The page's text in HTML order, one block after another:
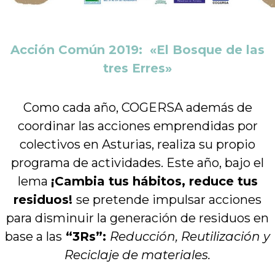
Acción Común 2019: «El Bosque de las
tres Erres»
Como cada año, COGERSA además de
coordinar las acciones emprendidas por
colectivos en Asturias, realiza su propio
programa de actividades. Este año, bajo el
lema ¡Cambia tus hábitos, reduce tus
residuos! se pretende impulsar acciones
para disminuir la generación de residuos en
base a las “3Rs”: Reducción, Reutilización y
Reciclaje de materiales.